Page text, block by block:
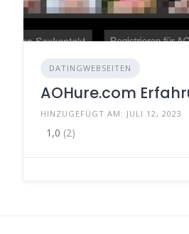
DATINGWEBSEITEN
AOHure.com
HINZUGEFÜGT AM: JULI 12, 2023
1,0 (2)